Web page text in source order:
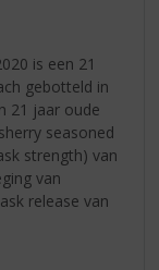
is een 21
gebotteld in
21 jaar oude
seasoned
strength) van
van
release van